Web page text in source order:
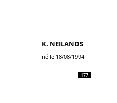
K. NEILANDS
né le 18/08/1994
177